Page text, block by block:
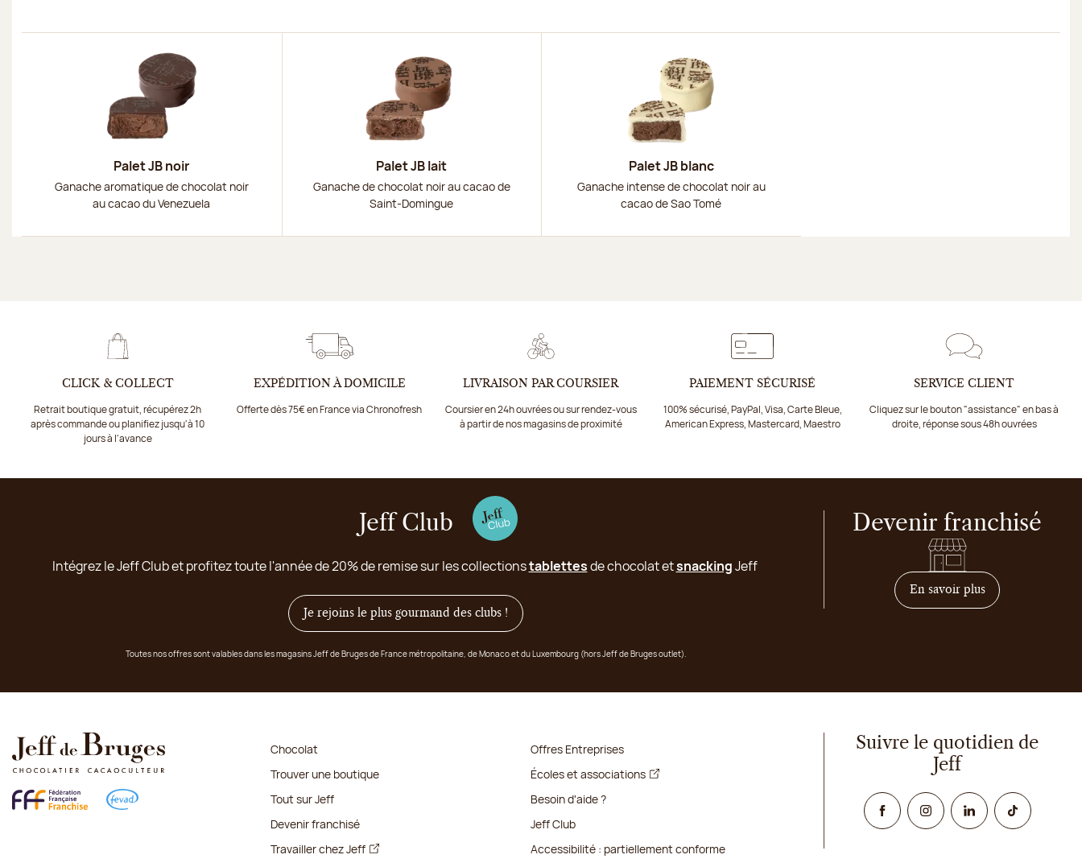
Palet JB noir
Ganache aromatique de chocolat noir
au cacao du Venezuela
Palet JB lait
Ganache de chocolat noir au cacao de
Saint-Domingue
Palet JB blanc
Ganache intense de chocolat noir au
cacao de Sao Tomé
CLICK & COLLECT
Retrait boutique gratuit, récupérez 2h
après commande ou planifiez jusqu'à 10
jours à l'avance
EXPÉDITION À DOMICILE
Offerte dès 75€ en France via Chronofresh
LIVRAISON PAR COURSIER
Coursier en 24h ouvrées ou sur rendez-vous
à partir de nos magasins de proximité
PAIEMENT SÉCURISÉ
100% sécurisé, PayPal, Visa, Carte Bleue,
American Express, Mastercard, Maestro
SERVICE CLIENT
Cliquez sur le bouton "assistance" en bas à
droite, réponse sous 48h ouvrées
Jeff Club
Intégrez le Jeff Club et profitez toute l'année de 20% de remise sur les collectionstablettesde chocolat etsnackingJeff
Je rejoins le plus gourmand des clubs !
Toutes nos offres sont valables dans les magasins Jeff de Bruges de France métropolitaine, de Monaco et du Luxembourg (hors Jeff de Bruges outlet).
Devenir franchisé
En savoir plussur comment
Chocolat
Trouver une boutique
Tout sur Jeff
Devenir franchisé
Travailler chez Jeff
Offres Entreprises
Écoles et associations
Besoin d'aide ?
Jeff Club
Accessibilité : partiellement conforme
Suivre le quotidien de
Jeff
FacebookInstagramLinked InTikTok